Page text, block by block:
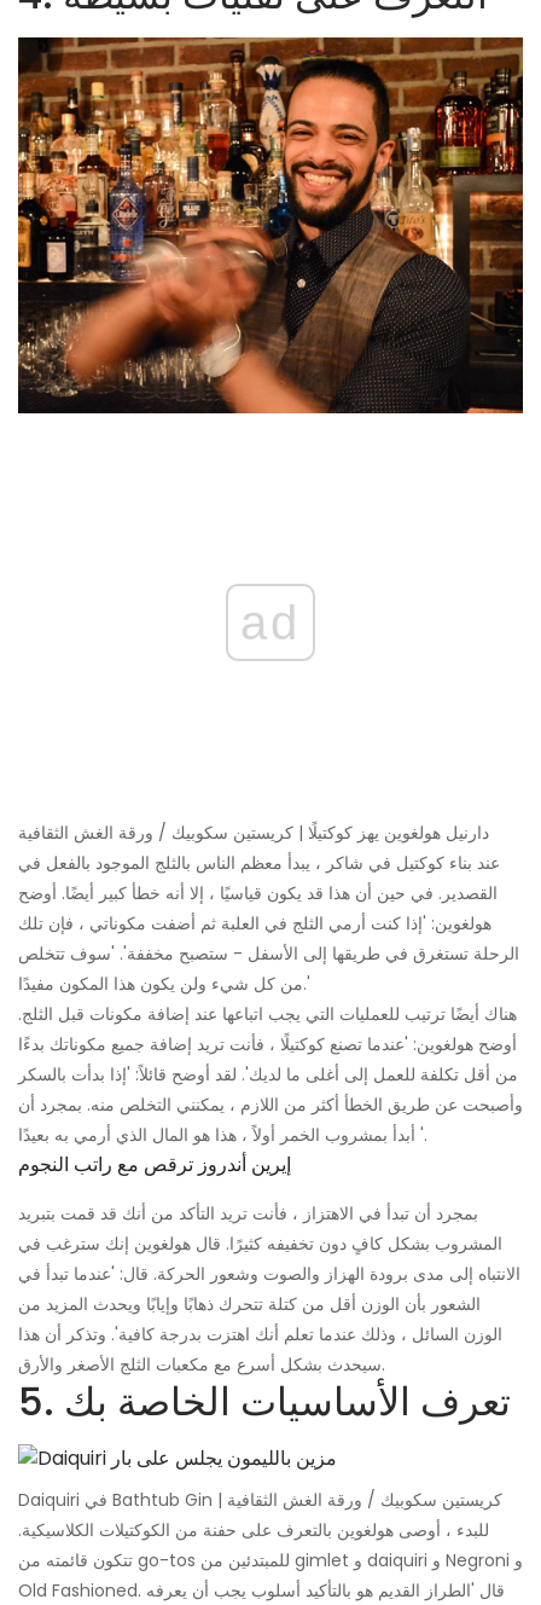
ad
دارنيل هولغوين يهز كوكتيلًا | كريستين سكوبيك / ورقة الغش الثقافية
عند بناء كوكتيل في شاكر ، يبدأ معظم الناس بالثلج الموجود بالفعل في
القصدير. في حين أن هذا قد يكون قياسيًا ، إلا أنه خطأ كبير أيضًا. أوضح
هولغوين: 'إذا كنت أرمي الثلج في العلبة ثم أضفت مكوناتي ، فإن تلك
الرحلة تستغرق في طريقها إلى الأسفل - ستصبح مخففة'. 'سوف تتخلص
من كل شيء ولن يكون هذا المكون مفيدًا.'
هناك أيضًا ترتيب للعمليات التي يجب اتباعها عند إضافة مكونات قبل الثلج.
أوضح هولغوين: 'عندما تصنع كوكتيلًا ، فأنت تريد إضافة جميع مكوناتك بدءًا
من أقل تكلفة للعمل إلى أغلى ما لديك'. لقد أوضح قائلاً: 'إذا بدأت بالسكر
وأصبحت عن طريق الخطأ أكثر من اللازم ، يمكنني التخلص منه. بمجرد أن
أبدأ بمشروب الخمر أولاً ، هذا هو المال الذي أرمي به بعيدًا '.
إيرين أندروز ترقص مع راتب النجوم
بمجرد أن تبدأ في الاهتزاز ، فأنت تريد التأكد من أنك قد قمت بتبريد
المشروب بشكل كافٍ دون تخفيفه كثيرًا. قال هولغوين إنك سترغب في
الانتباه إلى مدى برودة الهزاز والصوت وشعور الحركة. قال: 'عندما تبدأ في
الشعور بأن الوزن أقل من كتلة تتحرك ذهابًا وإيابًا ويحدث المزيد من
الوزن السائل ، وذلك عندما تعلم أنك اهتزت بدرجة كافية'. وتذكر أن هذا
سيحدث بشكل أسرع مع مكعبات الثلج الأصغر والأرق.
5. تعرف الأساسيات الخاصة بك
Daiquiri في Bathtub Gin | كريستين سكوبيك / ورقة الغش الثقافية
للبدء ، أوصى هولغوين بالتعرف على حفنة من الكوكتيلات الكلاسيكية.
تتكون قائمته من go-tos للمبتدئين من gimlet و daiquiri و Negroni و
Old Fashioned. قال 'الطراز القديم هو بالتأكيد أسلوب يجب أن يعرفه